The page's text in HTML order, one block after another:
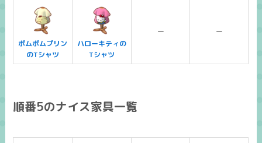
ポムポムプリン
のTシャツ
ハローキティの
Tシャツ
ー ー
順番5のナイス家具一覧